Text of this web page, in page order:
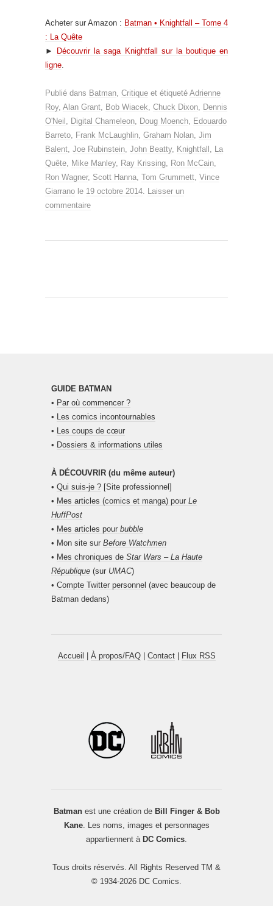
Acheter sur Amazon : Batman • Knightfall – Tome 4
: La Quête
►
Découvrir la saga Knightfall sur la boutique en
ligne.
Publié dans Batman, Critique et étiqueté Adrienne
Roy, Alan Grant, Bob Wiacek, Chuck Dixon, Dennis
O'Neil , Digital Chameleon, Doug Moench, Edouardo
Barreto, Frank McLaughlin, Graham Nolan, Jim
Balent, Joe Rubinstein, John Beatty, Knightfall , La
Quête, Mike Manley, Ray Krissing, Ron McCain,
Ron Wagner, Scott Hanna, Tom Grummett, Vince
Giarrano le 19 octobre 2014. Laisser un
commentaire
GUIDE BATMAN
• Par où commencer ?
• Les comics incontournables
• Les coups de cœur
• Dossiers & informations utiles
À DÉCOUVRIR (du même auteur)
• Qui suis-je ? [Site professionnel]
• Mes articles (comics et manga) pour Le
HuffPost
• Mes articles pour bubble
• Mon site sur Before Watchmen
• Mes chroniques de Star Wars – La Haute
République (sur UMAC)
• Compte Twitter personnel (avec beaucoup de
Batman dedans)
Accueil À propos/FAQ| Contact| Flux RSS
Batmanest une création de Bill Finger & Bob
Kane. Les noms, images et personnages
appartiennent à DC Comics.
Tous droits réservés. All Rights Reserved TM &
© 1934-2026 DC Comics.